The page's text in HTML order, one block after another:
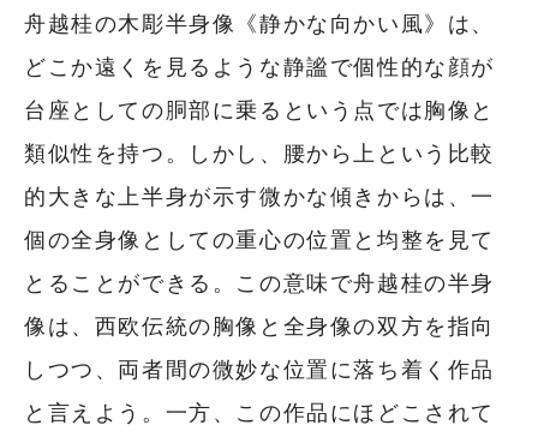
舟越桂の木彫半身像《静かな向かい風》は、
どこか遠くを見るような静謐で個性的な顔が
台座としての胴部に乗るという点では胸像と
類似性を持つ。しかし、腰から上という比較
的大きな上半身が示す微かな傾きからは、一
個の全身像としての重心の位置と均整を見て
とることができる。この意味で舟越桂の半身
像は、西欧伝統の胸像と全身像の双方を指向
しつつ、両者間の微妙な位置に落ち着く作品
と言えよう。一方、この作品にほどこされて